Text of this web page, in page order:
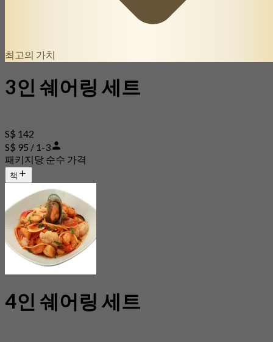
최고의 가치
3인 쉐어링 세트
S$ 142
S$ 95 / 1-3
패키지당 순수 가격
책
4인 쉐어링 세트